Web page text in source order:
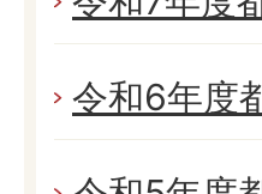
令和6年度